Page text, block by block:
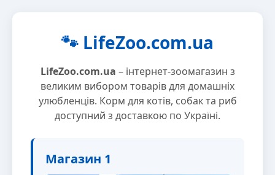
🐾 LifeZoo.com.ua
LifeZoo.com.ua – інтернет-зоомагазин з
великим вибором товарів для домашніх
улюбленців. Корм для котів, собак та риб
доступний з доставкою по Україні.
Магазин 1